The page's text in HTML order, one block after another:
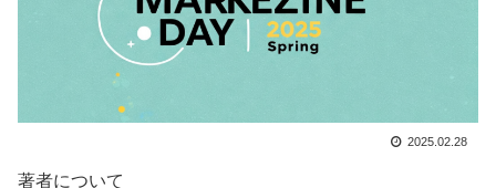
2025.02.28
著者について